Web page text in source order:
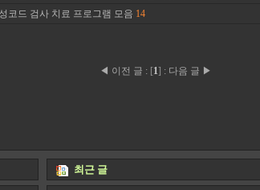
코드 검사 치료 프로그램 모음 14
◀ 이전 글 : [1] : 다음 글 ▶
최근 글